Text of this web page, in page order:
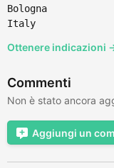
Bologna
Italy
Ottenere indicazioni
Commenti
Non è stato ancora
Aggiungi un